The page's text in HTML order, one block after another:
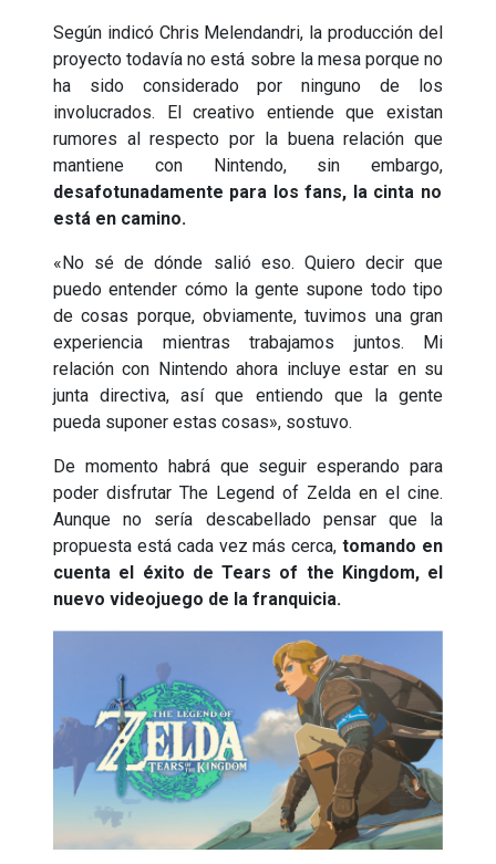
Según indicó Chris Melendandri, la producción del
proyecto todavía no está sobre la mesa porque no
ha sido considerado por ninguno de los
involucrados. El creativo entiende que existan
rumores al respecto por la buena relación que
mantiene con Nintendo, sin embargo,
desafotunadamente para los fans, la cinta no
está en camino.
«No sé de dónde salió eso. Quiero decir que
puedo entender cómo la gente supone todo tipo
de cosas porque, obviamente, tuvimos una gran
experiencia mientras trabajamos juntos. Mi
relación con Nintendo ahora incluye estar en su
junta directiva, así que entiendo que la gente
pueda suponer estas cosas», sostuvo.
De momento habrá que seguir esperando para
poder disfrutar The Legend of Zelda en el cine.
Aunque no sería descabellado pensar que la
propuesta está cada vez más cerca,tomando en
cuenta el éxito de Tears of the Kingdom, el
nuevo videojuego de la franquicia.